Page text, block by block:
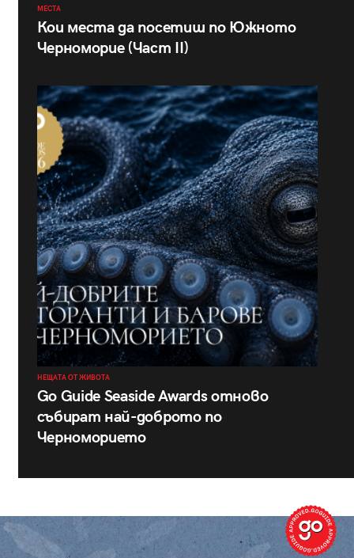
МЕСТА
Кои места да посетиш по Южното
Черноморие (Част II)
НЕЩАТА ОТ ЖИВОТА
Go Guide Seaside Awards отново
събират най-доброто по
Черноморието